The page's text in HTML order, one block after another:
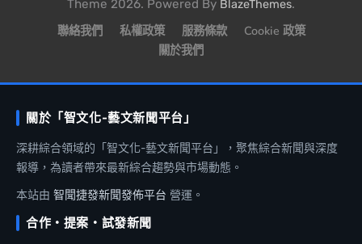
Theme 2026. Powered By BlazeThemes.
聯絡我們 私權政策 服務條款
Cookie 政策
關於我們
關於「智文化-藝文新聞平台」
深耕綜合領域的「智文化-藝文新聞平台」，聚焦綜合新聞與深度
報導，為讀者帶來最新綜合趨勢與市場動態。
本站由 智聞捷發新聞發佈平台 營運。
合作・提案・試發新聞